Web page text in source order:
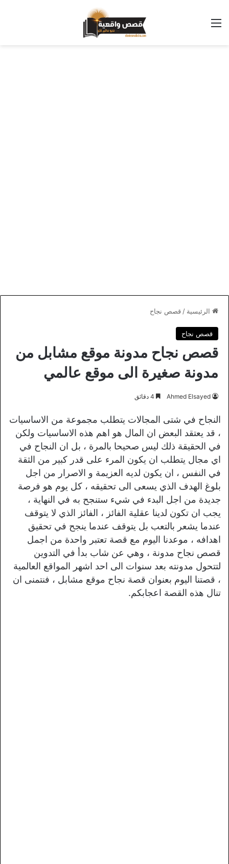
القائمة
الرئيسية / قصص نجاح
قصص نجاح
قصص نجاح مدونة موقع مشابل من
مدونة صغيرة الى موقع عالمي
Ahmed Elsayed
النجاح في شتى المجالات يتطلب مجموعة من الاساسيات
، قد يعتقد البعض ان المال هو اهم هذه الاساسيات ولكن
في الحقيقة ذلك ليس صحيحا بالمرة ، بل ان النجاح في
اي مجال يتطلب ان يكون المرء على قدر كبير من الثقة
في النفس ، ان يكون لديه العزيمة و الاصرار من اجل
بلوغ الهدف الذي يسعى الى تحقيقه ، كل يوم هو فرصة
جديدة من اجل البدء في شيء ستنجح به في النهاية ،
يجب ان تكون لدينا عقلية الفائز ، الفائز الذي لا يتوقف
عندما يشعر بالتعب بل يتوقف عندما ينجح في تحقيق
اهدافه ، موعدنا اليوم مع قصة تعتبر واحدة من اجمل
قصص نجاح مدونة ، وهي عن شاب بدأ في التدوين
لتتحول مدونته بعد سنوات الى احد اشهر المواقع العالمية
، قصتنا اليوم بعنوان قصة نجاح موقع مشابل ، فنتمنى ان
تنال هذه القصة اعجابكم.